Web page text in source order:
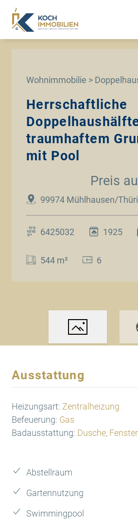
Wohnimmobilie >
Herrschaftliche
traumhaftem
mit Pool
99974 Mühlhausen/
Preis
6425032 1925
544 m² 6
Ausstattung
Heizungsart: Zentralheizung
Befeuerung: Gas
Badausstattung: Dusche, Fenster
Abstellraum
Gartennutzung
Swimmingpool